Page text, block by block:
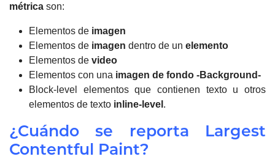
métrica son:
Elementos de imagen
Elementos de imagen dentro de un elemento
Elementos de video
Elementos con una imagen de fondo -Background-
Block-level elementos que contienen texto u otros
elementos de texto inline-level .
¿Cuándo se reporta Largest
Contentful Paint?